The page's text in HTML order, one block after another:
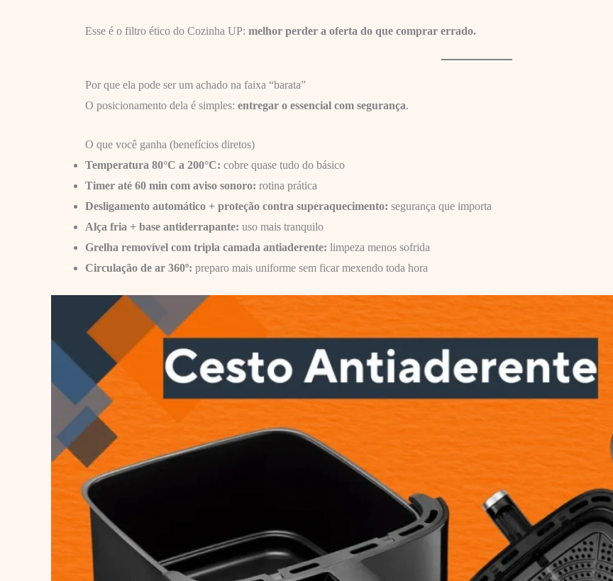
Esse é o filtro ético do Cozinha UP: melhor perder a oferta do que comprar errado.
Por que ela pode ser um achado na faixa “barata”
O posicionamento dela é simples: entregar o essencial com segurança.
O que você ganha (benefícios diretos)
Temperatura 80°C a 200°C: cobre quase tudo do básico
Timer até 60 min com aviso sonoro: rotina prática
Desligamento automático + proteção contra superaquecimento: segurança que importa
Alça fria + base antiderrapante: uso mais tranquilo
Grelha removível com tripla camada antiaderente: limpeza menos sofrida
Circulação de ar 360º: preparo mais uniforme sem ficar mexendo toda hora